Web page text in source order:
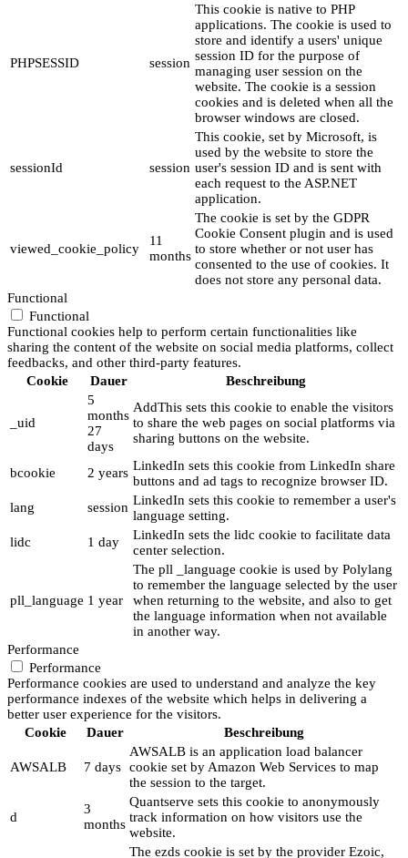
PHPSESSID session
This cookie is native to PHP
applications. The cookie is used to
store and identify a users' unique
session ID for the purpose of
managing user session on the
website. The cookie is a session
cookies and is deleted when all the
browser windows are closed.
sessionId session
This cookie, set by Microsoft, is
used by the website to store the
user's session ID and is sent with
each request to the ASP.NET
application.
viewed_cookie_policy
11
months
The cookie is set by the GDPR
Cookie Consent plugin and is used
to store whether or not user has
consented to the use of cookies. It
does not store any personal data.
Functional
Functional
Functional cookies help to perform certain functionalities like
sharing the content of the website on social media platforms, collect
feedbacks, and other third-party features.
Cookie
Dauer Beschreibung
_uid
5
months
27
days
AddThis sets this cookie to enable the visitors
to share the web pages on social platforms via
sharing buttons on the website.
bcookie 2 years LinkedIn sets this cookie from LinkedIn share
buttons and ad tags to recognize browser ID.
lang
session LinkedIn sets this cookie to remember a user's
language setting.
lidc
1 day
LinkedIn sets the lidc cookie to facilitate data
center selection.
pll_language 1 year
The pll _language cookie is used by Polylang
to remember the language selected by the user
when returning to the website, and also to get
the language information when not available
in another way.
Performance
Performance
Performance cookies are used to understand and analyze the key
performance indexes of the website which helps in delivering a
better user experience for the visitors.
Cookie
Dauer Beschreibung
AWSALB 7 days
AWSALB is an application load balancer
cookie set by Amazon Web Services to map
the session to the target.
d
3
months
Quantserve sets this cookie to anonymously
track information on how visitors use the
website.
The ezds cookie is set by the provider Ezoic,